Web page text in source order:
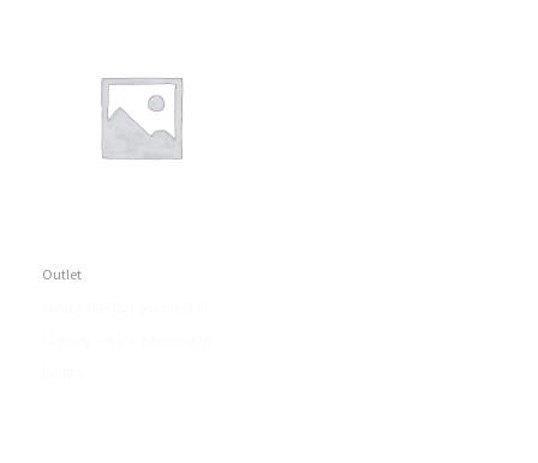
Outlet